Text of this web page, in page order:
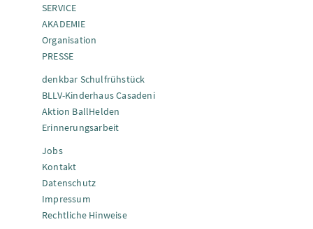
SERVICE
AKADEMIE
Organisation
PRESSE
denkbar Schulfrühstück
BLLV-Kinderhaus Casadeni
Aktion BallHelden
Erinnerungsarbeit
Jobs
Kontakt
Datenschutz
Impressum
Rechtliche Hinweise